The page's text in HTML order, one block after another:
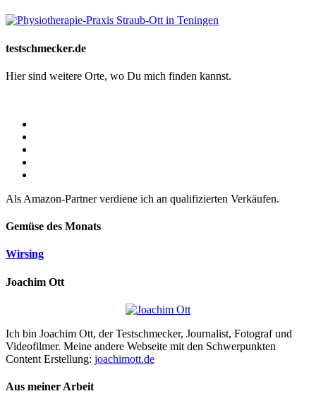
testschmecker.de
Hier sind weitere Orte, wo Du mich finden kannst.
Als Amazon-Partner verdiene ich an qualifizierten Verkäufen.
Gemüse des Monats
Wirsing
Joachim Ott
Ich bin Joachim Ott, der Testschmecker, Journalist, Fotograf und
Videofilmer. Meine andere Webseite mit den Schwerpunkten
Content Erstellung: joachimott.de
Aus meiner Arbeit